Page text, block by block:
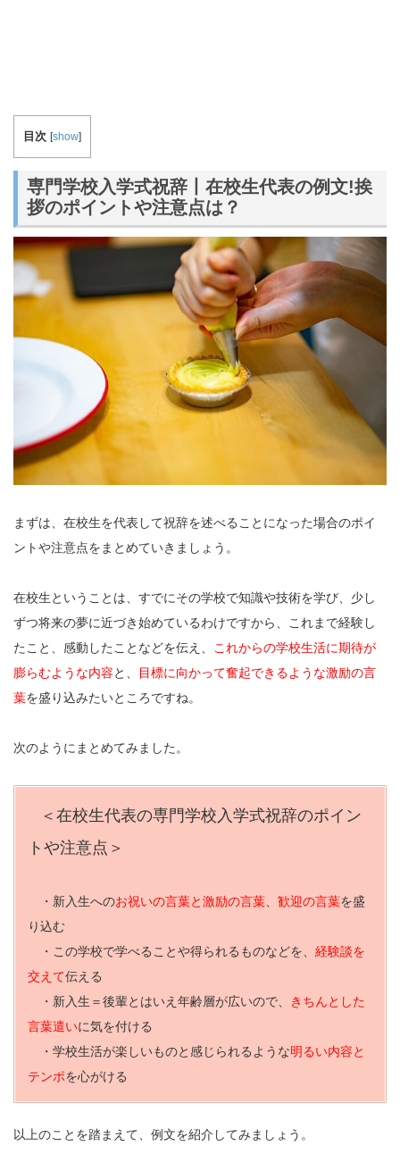
目次 [show]
専門学校入学式祝辞丨在校生代表の例文!挨
拶のポイントや注意点は？
まずは、在校生を代表して祝辞を述べることになった場合のポイ
ントや注意点をまとめていきましょう。
在校生ということは、すでにその学校で知識や技術を学び、少し
ずつ将来の夢に近づき始めているわけですから、これまで経験し
たこと、感動したことなどを伝え、 これからの学校生活に期待が
膨らむような内容と、
目標に向かって奮起できるような激励の言
葉を盛り込みたいところですね。
次のようにまとめてみました。
＜在校生代表の専門学校入学式祝辞のポイン
トや注意点＞
・新入生へのお祝いの言葉と激励の言葉、 歓迎の言葉を盛
り込む
・この学校で学べることや得られるものなどを、 経験談を
交えて伝える
・新入生＝後輩とはいえ年齢層が広いので、
きちんとした
言葉遣いに気を付ける
・学校生活が楽しいものと感じられるような明るい内容と
テンポを心がける
以上のことを踏まえて、例文を紹介してみましょう。